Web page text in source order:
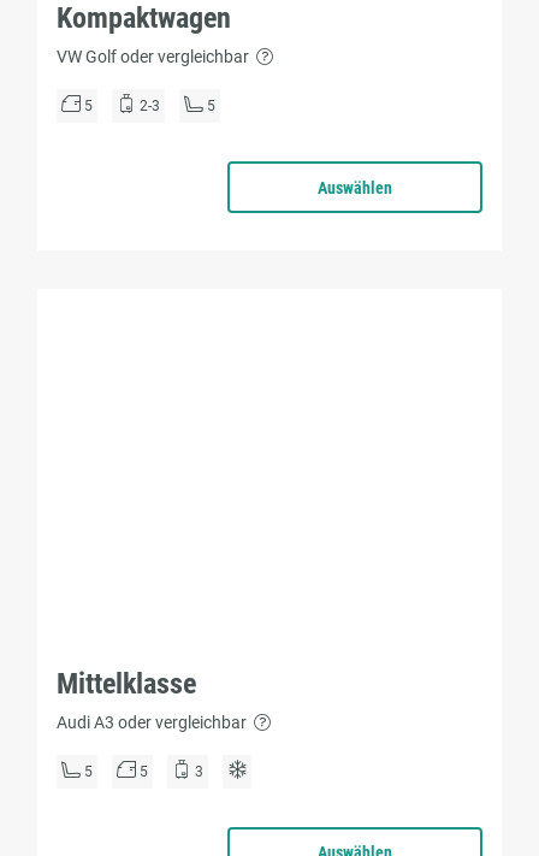
Kompaktwagen
VW Golf oder vergleichbar
5 2-3 5
Auswählen
Mittelklasse
Audi A3 oder vergleichbar
5 5 3